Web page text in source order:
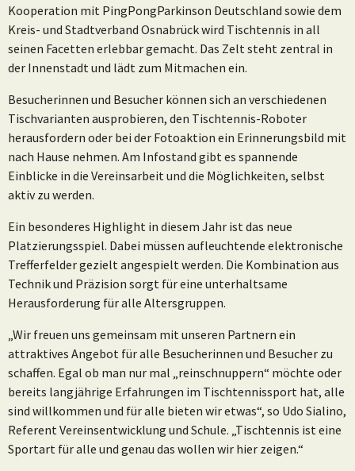
Kooperation mit PingPongParkinson Deutschland sowie dem
Kreis- und Stadtverband Osnabrück wird Tischtennis in all
seinen Facetten erlebbar gemacht. Das Zelt steht zentral in
der Innenstadt und lädt zum Mitmachen ein.
Besucherinnen und Besucher können sich an verschiedenen
Tischvarianten ausprobieren, den Tischtennis-Roboter
herausfordern oder bei der Fotoaktion ein Erinnerungsbild mit
nach Hause nehmen. Am Infostand gibt es spannende
Einblicke in die Vereinsarbeit und die Möglichkeiten, selbst
aktiv zu werden.
Ein besonderes Highlight in diesem Jahr ist das neue
Platzierungsspiel. Dabei müssen aufleuchtende elektronische
Trefferfelder gezielt angespielt werden. Die Kombination aus
Technik und Präzision sorgt für eine unterhaltsame
Herausforderung für alle Altersgruppen.
„Wir freuen uns gemeinsam mit unseren Partnern ein
attraktives Angebot für alle Besucherinnen und Besucher zu
schaffen. Egal ob man nur mal „reinschnuppern“ möchte oder
bereits langjährige Erfahrungen im Tischtennissport hat, alle
sind willkommen und für alle bieten wir etwas“, so Udo Sialino,
Referent Vereinsentwicklung und Schule. „Tischtennis ist eine
Sportart für alle und genau das wollen wir hier zeigen.“